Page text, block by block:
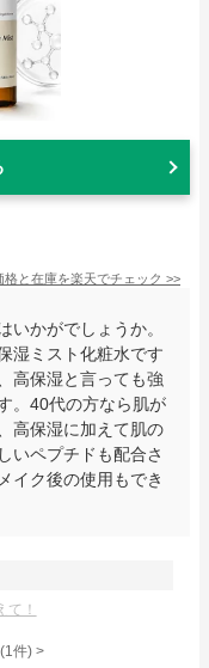
格と在庫を楽天でチェック >>
いかがでしょうか。
湿ミスト化粧水です
高保湿と言っても強
。40代の方なら肌が
高保湿に加えて肌の
いペプチドも配合さ
イク後の使用もでき
て！
(1件) >